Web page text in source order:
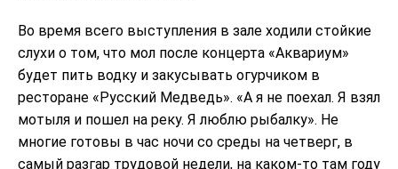
Во время всего выступления в зале ходили стойкие
слухи о том, что мол после концерта «Аквариум»
будет пить водку и закусывать огурчиком в
ресторане «Русский Медведь». «А я не поехал. Я взял
мотыля и пошел на реку. Я люблю рыбалку». Не
многие готовы в час ночи со среды на четверг, в
самый разгар трудовой недели, на каком-то там году